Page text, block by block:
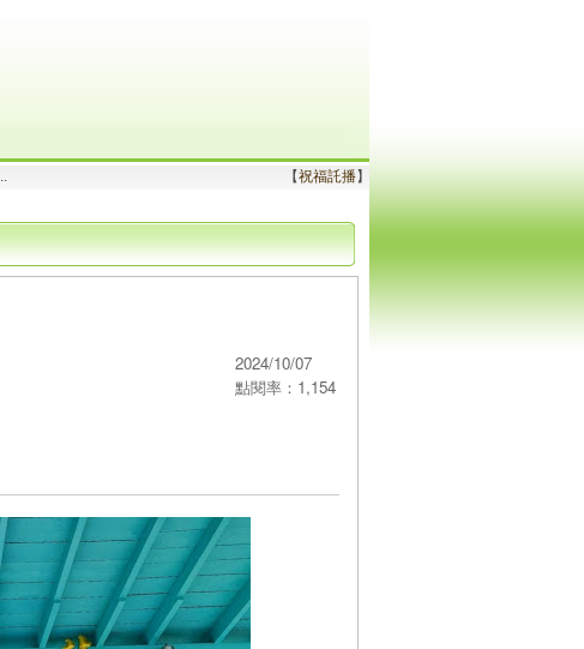
【祝福託播】
2024/10/07
點閱率：1,154